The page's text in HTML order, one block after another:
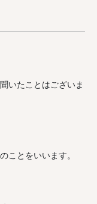
いたことはございま
ことをいいます。